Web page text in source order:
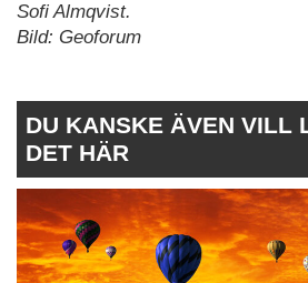
Sofi Almqvist.
Bild: Geoforum
DU KANSKE ÄVEN VILL
DET HÄR